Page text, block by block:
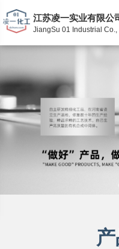
江苏凌一实业有限公
JiangSu 01 Industrial Co.,